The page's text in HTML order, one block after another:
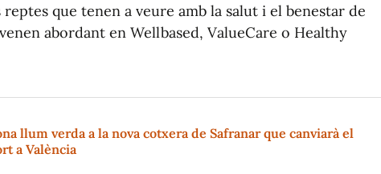
que tenen a veure amb la salut i el benestar de
abordant en Wellbased, ValueCare o Healthy
llum verda a la nova cotxera de Safranar que canviarà el
a València